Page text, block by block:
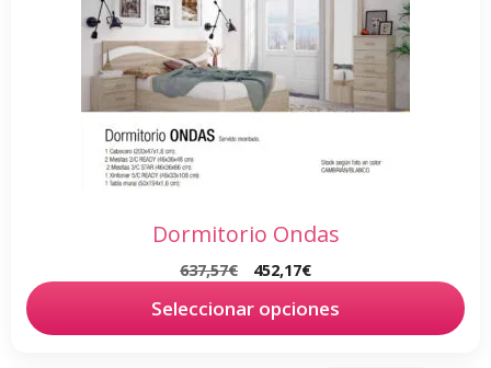
Dormitorio Ondas
637,57€
El
original
era:
452,17€El
actual
es:
Seleccionar opciones